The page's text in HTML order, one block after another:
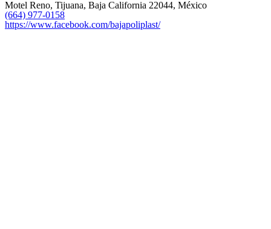
Motel Reno, Tijuana, Baja California 22044, México
(664) 977-0158
https://www.facebook.com/bajapoliplast/